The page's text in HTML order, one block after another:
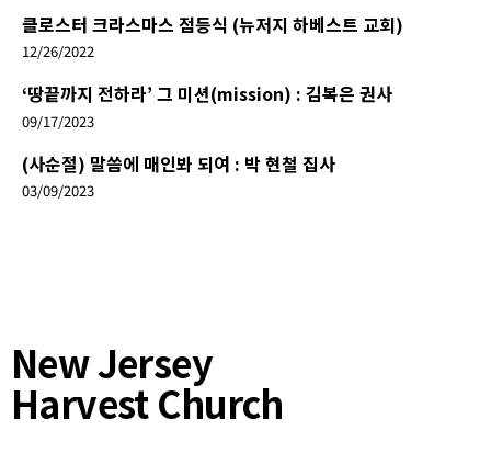
클로스터 크라스마스 점등식 (뉴저지 하베스트 교회)
12/26/2022
‘땅끝까지 전하라’ 그 미션(mission) : 김복은 권사
09/17/2023
(사순절) 말씀에 매인봐 되여 : 박 현철 집사
03/09/2023
New Jersey
Harvest Church